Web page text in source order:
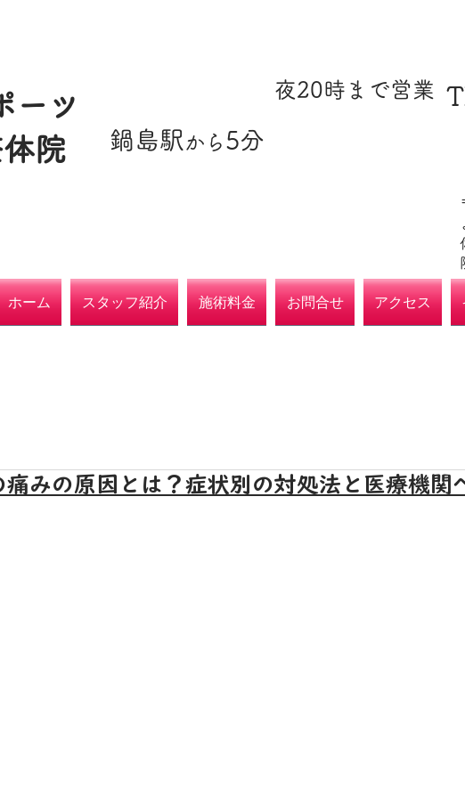
ーツ
体院
​夜20時まで営業
​鍋島駅 から 5分
ーム スタッフ紹介 施術料金 お問合せ アクセス
痛みの原因とは？症状別の対処法と医療機関